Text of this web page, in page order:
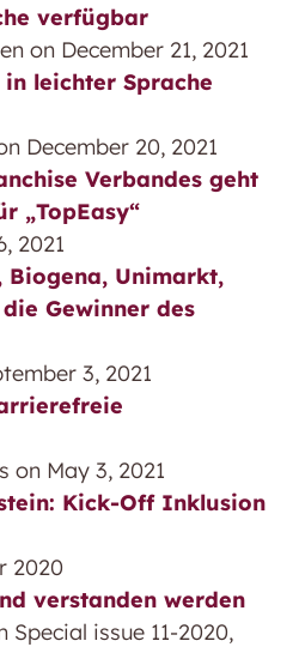
verfügbar
on December 21, 2021
leichter Sprache
December 20, 2021
Verbandes geht
„TopEasy“
2021
Unimarkt,
Gewinner des
3, 2021
on May 3, 2021
Kick-Off Inklusion
2020
verstanden werden
issue 11-2020,